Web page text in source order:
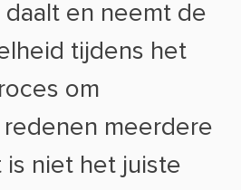
en neemt de
tijdens het
om
meerdere
is niet het juiste